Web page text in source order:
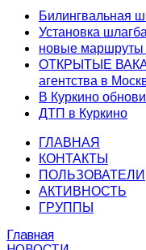
Билингвальная
Установка
новые маршруты
ОТКРЫТЫЕ
агентства в
В Куркино
ДТП в Куркино
ГЛАВНАЯ
КОНТАКТЫ
ПОЛЬЗОВАТЕЛИ
АКТИВНОСТЬ
ГРУППЫ
Главная